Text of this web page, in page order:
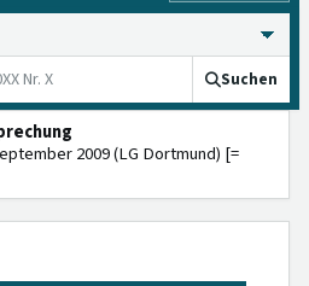
Suchen
2009 (LG Dortmund) [=